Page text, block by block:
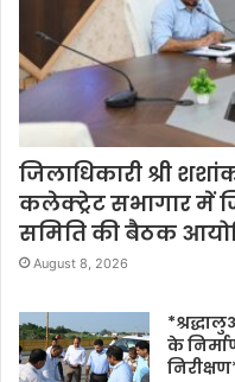
जिलाधिकारी श्री
कलेक्ट्रेट सभागार में
समिति की बैठक
August 8, 2026
के